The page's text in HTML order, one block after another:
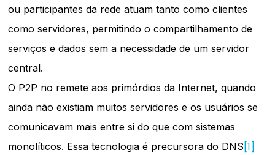
ou participantes da rede atuam tanto como clientes
como servidores, permitindo o compartilhamento de
serviços e dados sem a necessidade de um servidor
central.
O P2P no remete aos primórdios da Internet, quando
ainda não existiammuitos servidores e os usuários se
comunicavam mais entre si do que com sistemas
monolíticos. Essa tecnologia é precursora do DNS [1]